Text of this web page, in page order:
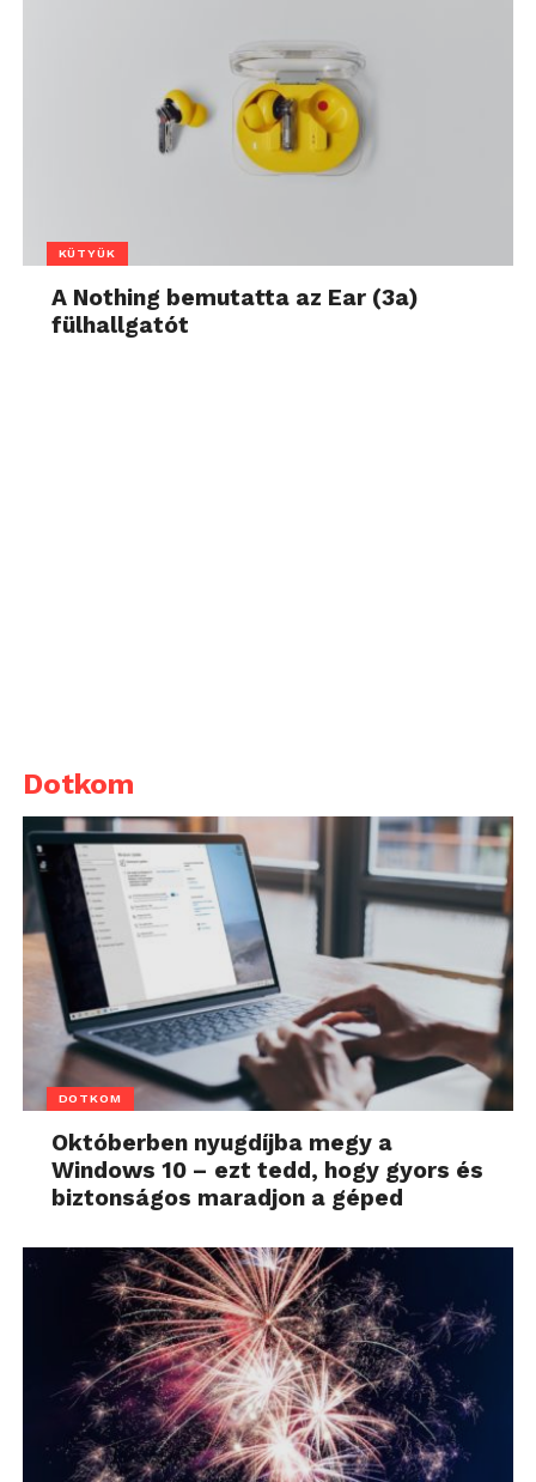
KÜTYÜK
A Nothing bemutatta az Ear (3a)
fülhallgatót
Dotkom
DOTKOM
Októberben nyugdíjba megy a
Windows 10 – ezt tedd, hogy gyors és
biztonságos maradjon a géped